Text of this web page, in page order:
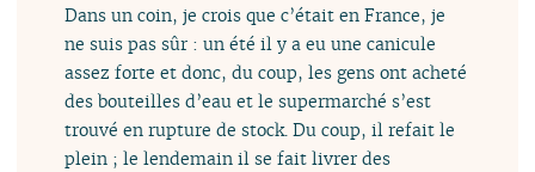
Dans un coin, je crois que c’était en France, je
ne suis pas sûr : un été il y a eu une canicule
assez forte et donc, du coup, les gens ont acheté
des bouteilles d’eau et le supermarché s’est
trouvé en rupture de stock. Du coup, il refait le
plein ; le lendemain il se fait livrer des